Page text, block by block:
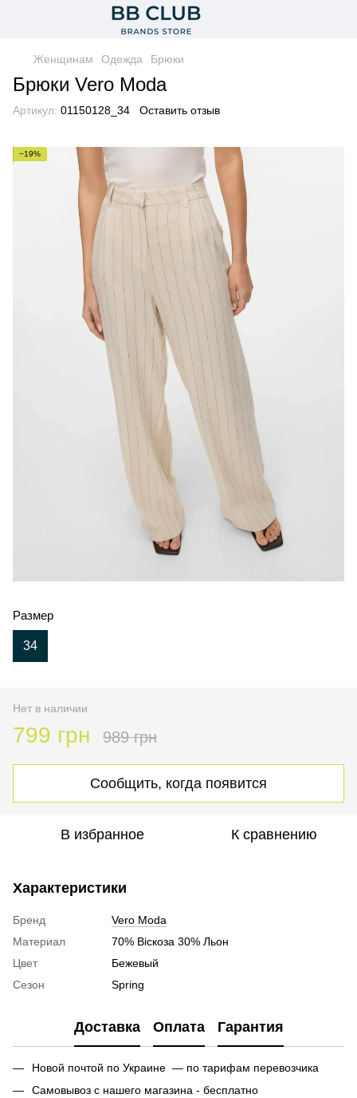
Женщинам Одежда Брюки
Брюки Vero Moda
Артикул: 01150128_34 Оставить отзыв
−19%
Размер
34
Нет в наличии
799 грн 989 грн
Сообщить, когда появится
В избранное К сравнению
Характеристики
Бренд
Vero Moda
Материал
70% Віскоза 30% Льон
Цвет
Бежевый
Сезон
Spring
Доставка Оплата Гарантия
Новой почтой по Украине — по тарифам перевозчика
Самовывоз с нашего магазина - бесплатно